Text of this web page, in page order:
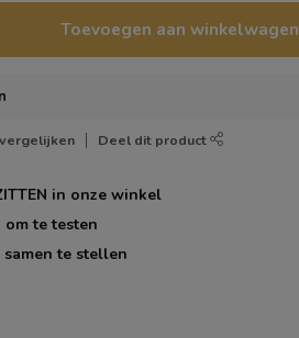
Toevoegen aan winkelwagen
Deel dit product
in onze winkel
om te testen
samen te stellen